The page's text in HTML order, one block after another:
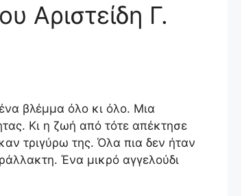
Αριστείδη Γ.
βλέμμα όλο κι όλο. Μια
Κι η ζωή από τότε απέκτησε
τριγύρω της. Όλα πια δεν ήταν
Ένα μικρό αγγελούδι